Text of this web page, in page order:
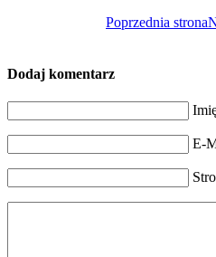
Poprzednia strona
Dodaj komentarz
E-